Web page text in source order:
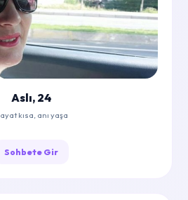
Aslı, 24
kısa, anı yaşa
Sohbete Gir